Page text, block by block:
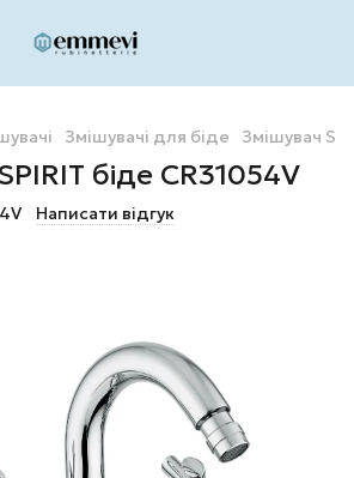
Змішувачі для біде Змішувач
біде CR31054V
Написати відгук